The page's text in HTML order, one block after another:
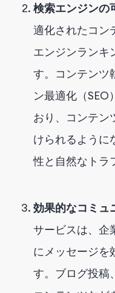
検索エンジンの
適化されたコン
エンジンランキ
す。コンテンツ
ン最適化（SEO
おり、コンテン
けられるように
性と自然なトラ
効果的なコミュ
サービスは、企
にメッセージを
す。ブログ投稿